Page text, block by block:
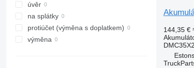
úvěr
na splátky
protiúčet (výměna s doplatkem)
výměna
144,35 €